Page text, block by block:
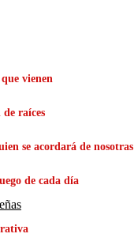
vienen
de raíces
se acordará de nosotras
de cada día